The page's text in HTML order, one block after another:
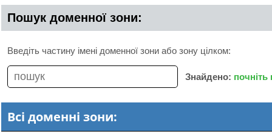
Пошук доменної зони:
Введіть частину імені доменної зони або зону цілком:
Знайдено:
Всі доменні зони: